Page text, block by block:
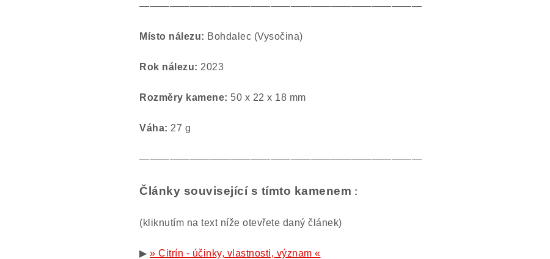
————————————————————————————
Místo nálezu: Bohdalec (Vysočina)
Rok nálezu: 2023
Rozměry kamene: 50 x 22 x 18 mm
Váha: 27 g
————————————————————————————
Články související s tímto kamenem :
(kliknutím na text níže otevřete daný článek)
▶ » Citrín - účinky, vlastnosti, význam «